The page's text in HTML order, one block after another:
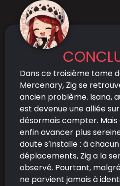
Dans ce troisième tome
Mercenary, Zig se
ancien problème. Isana,
est devenue une alliée
désormais compter. Mais
enfin avancer plus
doute s’installe : à
déplacements, Zig a la
observé. Pourtant,
ne parvient jamais à